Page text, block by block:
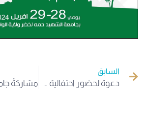
السابق
دعوة لحضور احتفالية عيد العمال